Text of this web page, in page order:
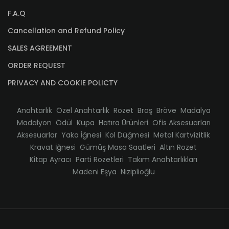
F.A.Q
Cancellation and Refund Policy
SALES AGREEMENT
ORDER REQUEST
PRIVACY AND COOKIE POLICTY
Anahtarlık Özel Anahtarlık Rozet Broş Bröve Madalya
Madalyon Ödül Kupa Hatıra Ürünleri Ofis Aksesuarları
Aksesuarlar Yaka İğnesi Kol Düğmesi Metal Kartvizitlik
Kravat İğnesi Gümüş Masa Saatleri Altın Rozet
Kitap Ayracı Parti Rozetleri Takım Anahtarlıkları
Madeni Eşya Niziplioğlu